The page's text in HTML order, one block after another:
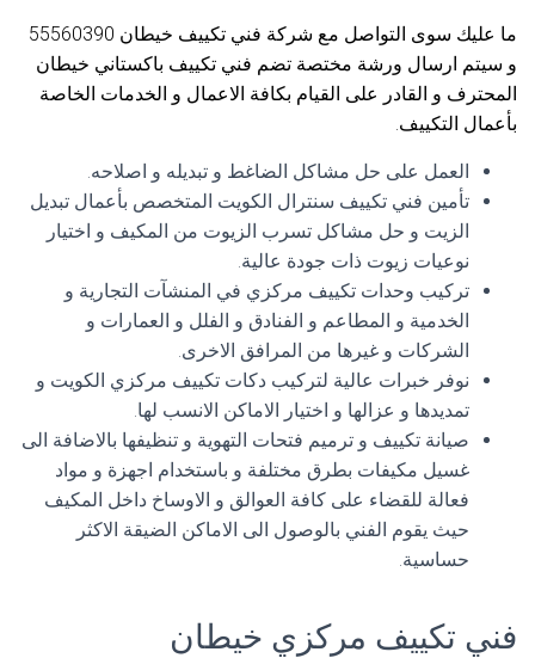
ما عليك سوى التواصل مع شركة فني تكييف خيطان 55560390
و سيتم ارسال ورشة مختصة تضم فني تكييف باكستاني خيطان
المحترف و القادر على القيام بكافة الاعمال و الخدمات الخاصة
بأعمال التكييف.
العمل على حل مشاكل الضاغط و تبديله و اصلاحه.
تأمين فني تكييف سنترال الكويت المتخصص بأعمال تبديل
الزيت و حل مشاكل تسرب الزيوت من المكيف و اختيار
نوعيات زيوت ذات جودة عالية.
تركيب وحدات تكييف مركزي في المنشآت التجارية و
الخدمية و المطاعم و الفنادق و الفلل و العمارات و
الشركات و غيرها من المرافق الاخرى.
نوفر خبرات عالية لتركيب دكات تكييف مركزي الكويت و
تمديدها و عزالها و اختيار الاماكن الانسب لها.
صيانة تكييف و ترميم فتحات التهوية و تنظيفها بالاضافة الى
غسيل مكيفات بطرق مختلفة و باستخدام اجهزة و مواد
فعالة للقضاء على كافة العوالق و الاوساخ داخل المكيف
حيث يقوم الفني بالوصول الى الاماكن الضيقة الاكثر
حساسية.
فني تكييف مركزي خيطان